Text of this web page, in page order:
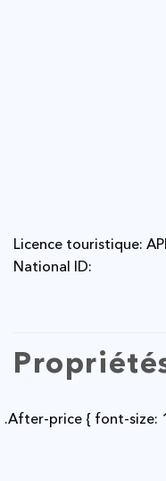
Licence touristique:
National ID: